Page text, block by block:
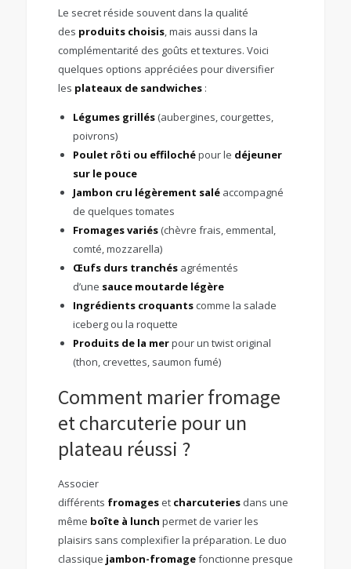
Le secret réside souvent dans la qualité
des produits choisis, mais aussi dans la
complémentarité des goûts et textures. Voici
quelques options appréciées pour diversifier
les plateaux de sandwiches:
Légumes grillés (aubergines, courgettes,
poivrons)
Poulet rôti ou effilochépour le déjeuner
sur le pouce
Jambon cru légèrement salé accompagné
de quelques tomates
Fromages variés (chèvre frais, emmental,
comté, mozzarella)
Œufs durs tranchés agrémentés
d’une sauce moutarde légère
Ingrédients croquants comme la salade
iceberg ou la roquette
Produits de la merpour un twist original
(thon, crevettes, saumon fumé)
Comment marier fromage
et charcuterie pour un
plateau réussi ?
Associer
différents fromageset charcuteriesdans une
même boîte à lunch permet de varier les
plaisirs sans complexifier la préparation. Le duo
classique jambon-fromagefonctionne presque